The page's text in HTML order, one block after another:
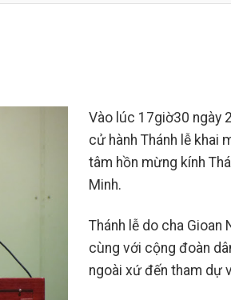
Vào lúc 17giờ30 ngày
cử hành Thánh lễ khai
tâm hồn mừng kính
Minh.
Thánh lễ do cha Gioan
cùng với cộng đoàn
ngoài xứ đến tham dự